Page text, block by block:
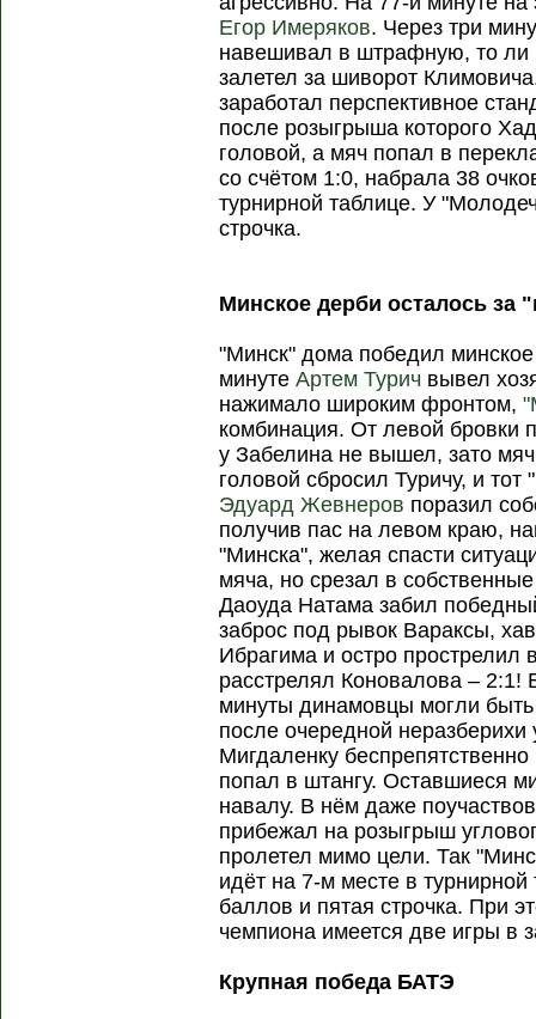
Егор Имеряков. Через три
навешивал в штрафную, то ли
залетел за шиворот
заработал перспективное
после розыгрыша которого
головой, а мяч попал в
со счётом 1:0, набрала 38
турнирной таблице. У
строчка.
Минское дерби осталось за
"Минск" дома победил
минутеАртем Турич вывел
нажимало широким фронтом,
комбинация. От левой
у Забелина не вышел, зато
головой сбросил Туричу, и
Эдуард Жевнеров поразил
получив пас на левом краю,
"Минска", желая спасти
мяча, но срезал в
Даоуда Натама забил
заброс под рывок Вараксы,
Ибрагима и остро прострелил
расстрелял Коновалова – 2:1!
минуты динамовцы могли
после очередной неразберихи
Мигдаленку
попал в штангу. Оставшиеся
навалу. В нём даже
прибежал на розыгрыш
пролетел мимо цели. Так
идёт на 7-м месте в
баллов и пятая строчка. При
чемпиона имеется две игры в
Крупная победа БАТЭ